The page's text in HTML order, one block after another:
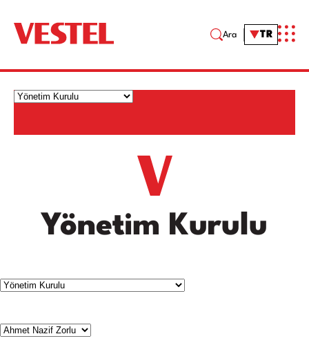
Ara TR
Yönetim Kurulu